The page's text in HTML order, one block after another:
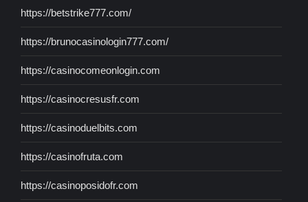
https://betstrike777.com/
https://brunocasinologin777.com/
https://casinocomeonlogin.com
https://casinocresusfr.com
https://casinoduelbits.com
https://casinofruta.com
https://casinoposidofr.com